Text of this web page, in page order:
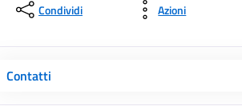
Condividi Azioni
Contatti